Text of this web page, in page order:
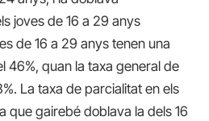
joves de 16 a 29 anys
de 16 a 29 anys tenen una
46%, quan la taxa general de
La taxa de parcialitat en els
que gairebé doblava la dels 16